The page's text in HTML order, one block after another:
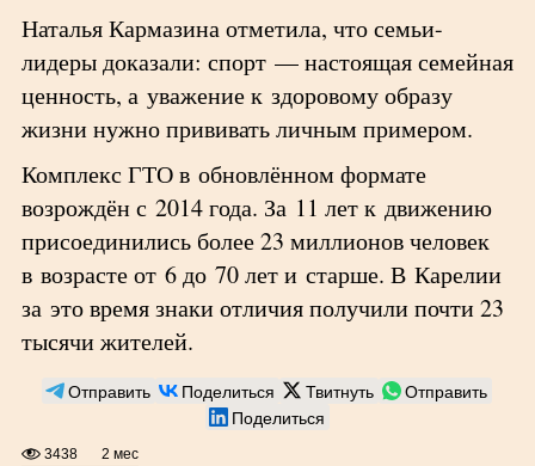
Наталья Кармазина отметила, что семьи-
лидеры доказали: спорт — настоящая семейная
ценность, а уважение к здоровому образу
жизни нужно прививать личным примером.
Комплекс ГТО в обновлённом формате
возрождён с 2014 года. За 11 лет к движению
присоединились более 23 миллионов человек
в возрасте от 6 до 70 лет и старше. В Карелии
за это время знаки отличия получили почти 23
тысячи жителей.
Отправить Поделиться Твитнуть
Отправить
Поделиться
3438 2 мес